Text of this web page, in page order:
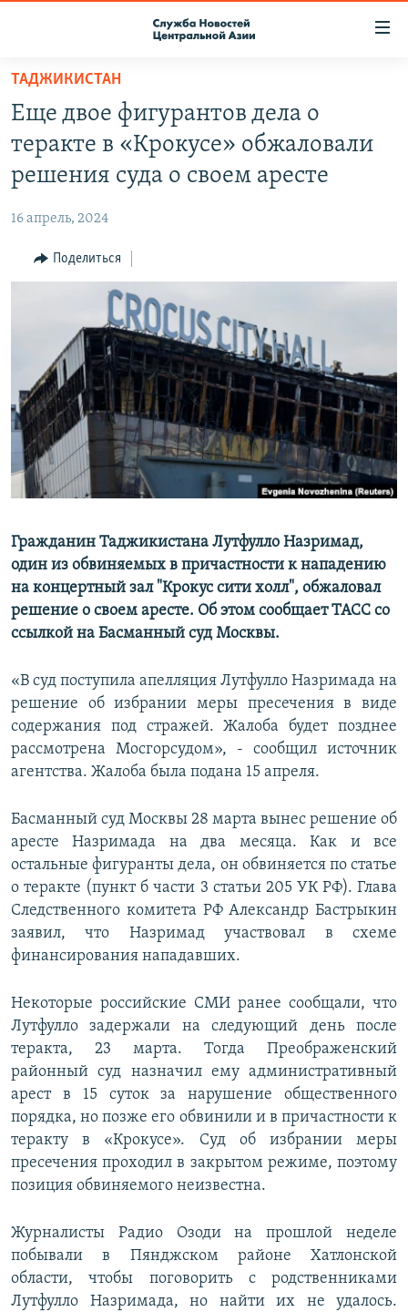
Вернуться
основному
содержанию
Вернутся
главной
навигации
Вернутся
ПОДПИСКА
КОНТАКТЫ
НАСТОЯЩЕЕ ВРЕМЯ
МИГРАНТ МЕДИА
ТАДЖИКИСТАН
Еще двое фигурантов дела о
теракте в «Крокусе» обжаловали
решения суда о своем аресте
16 апрель, 2024
Поделиться
Гражданин Таджикистана Лутфулло Назримад,
один из обвиняемых в причастности к нападению
на концертный зал "Крокус сити холл", обжаловал
решение о своем аресте. Об этом сообщает ТАСС со
ссылкой на Басманный суд Москвы.
«В суд поступила апелляция Лутфулло Назримада на
решение об избрании меры пресечения в виде
содержания под стражей. Жалоба будет позднее
рассмотрена Мосгорсудом», - сообщил источник
агентства. Жалоба была подана 15 апреля.
Басманный суд Москвы 28 марта вынес решение об
аресте Назримада на два месяца. Как и все
остальные фигуранты дела, он обвиняется по статье
о теракте (пункт б части 3 статьи 205 УК РФ). Глава
Следственного комитета РФ Александр Бастрыкин
заявил, что Назримад участвовал в схеме
финансирования нападавших.
Некоторые российские СМИ ранее сообщали, что
Лутфулло задержали на следующий день после
теракта, 23 марта. Тогда Преображенский
районный суд назначил ему административный
арест в 15 суток за нарушение общественного
порядка, но позже его обвинили и в причастности к
теракту в «Крокусе». Суд об избрании меры
пресечения проходил в закрытом режиме, поэтому
позиция обвиняемого неизвестна.
Журналисты Радио Озоди на прошлой неделе
побывали в Пянджском районе Хатлонской
области, чтобы поговорить с родственниками
Лутфулло Назримада, но найти их не удалось.